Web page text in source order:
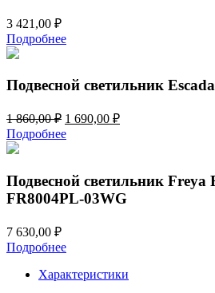
3 421,00 ₽
Подробнее
Подвесной светильник
1 860,00₽ Первоначальная
цена
составляла
860,00 ₽.
1 690,00 ₽Текущая
Подробнее
Подвесной светильник Freya
FR8004PL-03WG
7 630,00 ₽
Подробнее
Характеристики